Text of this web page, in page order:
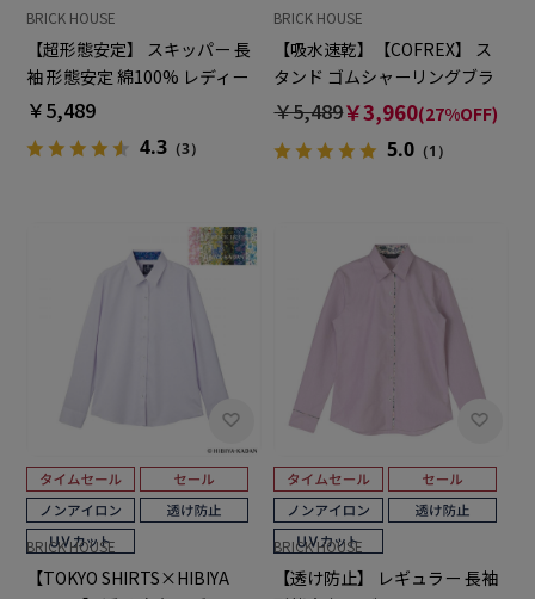
BRICK HOUSE
【超形態安定】 スキッパー 長
袖 形態安定 綿100% レディー
スシャツ
￥5,489
4.3（3）
BRICK HOUSE
【吸水速乾】【COFREX】 ス
タンド ゴムシャーリングブラ
ウス 長袖 レディースデザイン
￥5,489￥3,960(27%OFF)
5.0 （1）
BRICK HOUSE
【TOKYO SHIRTS×HIBIYA
BRICK HOUSE
【透け防止】 レギュラー 長袖